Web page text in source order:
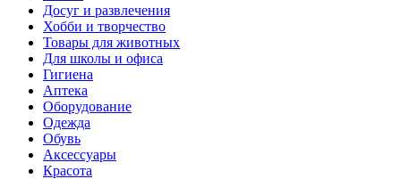
Досуг и развлечения
Хобби и творчество
Товары для животных
Для школы и офиса
Гигиена
Аптека
Оборудование
Одежда
Обувь
Аксессуары
Красота